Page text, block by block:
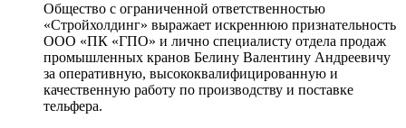
Общество с ограниченной ответственностью
«Стройхолдинг» выражает искреннюю признательность
ООО «ПК «ГПО» и лично специалисту отдела продаж
промышленных кранов Белину Валентину Андреевичу
за оперативную, высококвалифицированную и
качественную работу по производству и поставке
тельфера.